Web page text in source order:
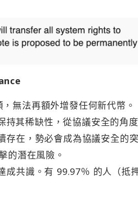
無法再額外增發任何新代幣。
持其稀缺性，從協議安全的角
在，勢必會成為協議安全的
的潛在風險。
共識。有 99.97％ 的人（抵